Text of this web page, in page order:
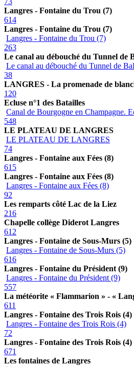
Langres - Fontaine du Trou (7)
614
Langres - Fontaine du Trou (7)
Langres - Fontaine du Trou (7)
263
Le canal au débouché du Tunnel de
Le canal au débouché du Tunnel de
38
LANGRES - La promenade de
120
Ecluse n°1 des Batailles
Canal de Bourgogne en Champagne.
548
LE PLATEAU DE LANGRES
LE PLATEAU DE LANGRES
74
Langres - Fontaine aux Fées (8)
615
Langres - Fontaine aux Fées (8)
Langres - Fontaine aux Fées (8)
92
Les remparts côté Lac de la Liez
216
Chapelle collège Diderot Langres
612
Langres - Fontaine de Sous-Murs (5)
Langres - Fontaine de Sous-Murs (5)
616
Langres - Fontaine du Président (9)
Langres - Fontaine du Président (9)
557
La météorite « Flammarion » - «
611
Langres - Fontaine des Trois Rois (4)
Langres - Fontaine des Trois Rois (4)
72
Langres - Fontaine des Trois Rois (4)
671
Les fontaines de Langres